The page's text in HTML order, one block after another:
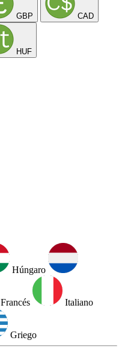
GBP CAD
HUF
Húngaro
Francés Italiano
Griego